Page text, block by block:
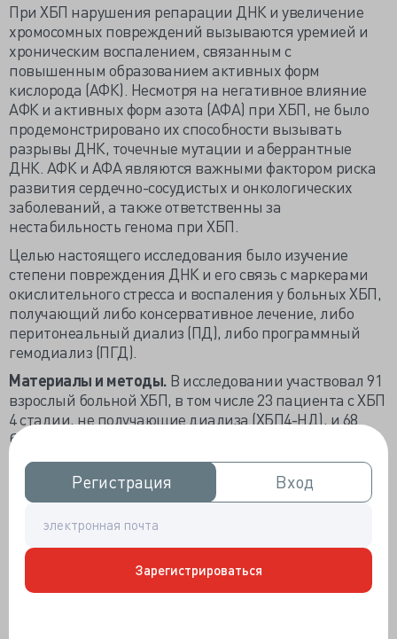
Регистрация
Регистрация Вход
Вход
Зарегистрироваться
При ХБП нарушения репарации ДНК и увеличение
хромосомных повреждений вызываются уремией и
хроническим воспалением, связанным с
повышенным образованием активных форм
кислорода (АФК). Несмотря на негативное влияние
АФК и активных форм азота (АФА) при ХБП, не было
продемонстрировано их способности вызывать
разрывы ДНК, точечные мутации и аберрантные
ДНК. АФК и АФА являются важными фактором риска
развития сердечно-сосудистых и онкологических
заболеваний, а также ответственны за
нестабильность генома при ХБП.
Целью настоящего исследования было изучение
степени повреждения ДНК и его связь с маркерами
окислительного стресса и воспаления у больных ХБП,
получающий либо консервативное лечение, либо
перитонеальный диализ (ПД), либо программный
гемодиализ (ПГД).
Материалы и методы. В исследовании участвовал 91
взрослый больной ХБП, в том числе 23 пациента с ХБП
4 стадии, не получающие диализа (ХБП4-НД), и 68
больных ХБП 5 стадии, из которых 33 получали
перитонеальный и 35 – программный гемодиализ.
Пациенты из группы ХБП4-НД с СКФ более 22.5мл/
мин, получали стандартное лечение. При ПД
ежедневно проводилось четыре обмена 2 л растворов
на основе глюкозы. ПГД-пациенты три раза в неделю
получали 4-х часовой или более продолжительный
диализ. Всем вводился эритропоэтин.